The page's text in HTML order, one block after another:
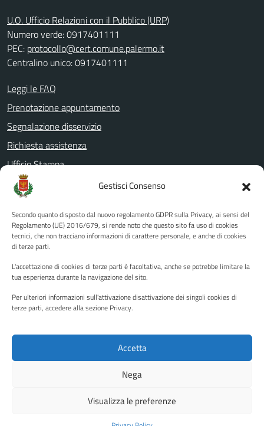
Gestisci Consenso
Secondo quanto disposto dal nuovo regolamento GDPR sulla Privacy, ai sensi del
Regolamento (UE) 2016/679, si rende noto che questo sito fa uso di cookies
tecnici, che non tracciano informazioni di carattere personale, e anche di cookies
di terze parti.
L'accettazione di cookies di terze parti è facoltativa, anche se potrebbe limitare la
tua esperienza durante la navigazione del sito.
Per ulteriori informazioni sull'attivazione disattivazione dei singoli cookies di
terze parti, accedere alla sezione Privacy.
Accetta
Nega
Visualizza le preferenze
U.O. Ufficio Relazioni con il Pubblico (URP)
Numero verde: 0917401111
PEC: protocollo@cert.comune.palermo.it
Centralino unico: 0917401111
Leggi le FAQ
Prenotazione appuntamento
Segnalazione disservizio
Richiesta assistenza
Ufficio Stampa
Amministrazione Trasparente
Albo pretorio
Informativa privacy
Note legali
Piano di miglioramento del sito
Instagram